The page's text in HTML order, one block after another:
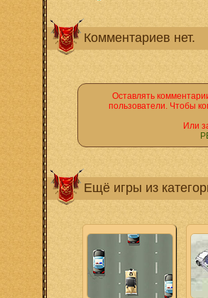
Комментариев нет.
Оставлять
пользователи. Чтобы
Или
Ещё игры из